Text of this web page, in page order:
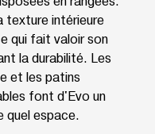
texture intérieure
qui fait valoir son
la durabilité. Les
et les patins
font d'Evo un
quel espace.